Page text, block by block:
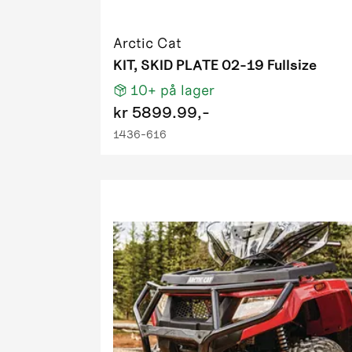
2009 500
2009 650
2009 700
2009 700
2009 700
2010
2010
2010
2010 1000
2010 550
2010 550
Arctic Cat
KIT, SKID PLATE 02-19 Fullsize
10+ på lager
kr 5899.99,-
1436-616